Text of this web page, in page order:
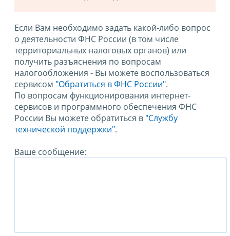
Если Вам необходимо задать какой-либо вопрос
о деятельности ФНС России (в том числе
территориальных налоговых органов) или
получить разъяснения по вопросам
налогообложения - Вы можете воспользоваться
сервисом "Обратиться в ФНС России".
По вопросам функционирования интернет-
сервисов и программного обеспечения ФНС
России Вы можете обратиться в "Службу
технической поддержки".
Ваше сообщение: